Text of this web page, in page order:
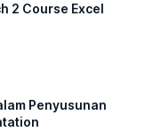
2 Course Excel
Penyusunan